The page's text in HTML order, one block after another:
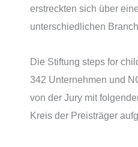
erstreckten sich über
unterschiedlichen
Die Stiftung steps for
342 Unternehmen und
von der Jury mit
Kreis der Preisträger